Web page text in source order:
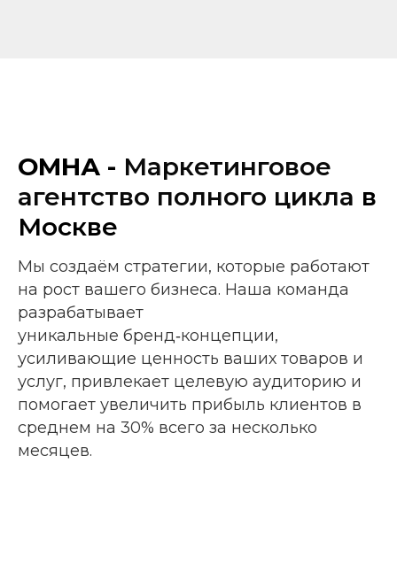
ОМНА - Маркетинговое
агентство полного цикла в
Москве
Мы создаём стратегии, которые работают
на рост вашего бизнеса. Наша команда
разрабатывает
уникальные бренд‑концепции,
усиливающие ценность ваших товаров и
услуг, привлекает целевую аудиторию и
помогает увеличить прибыль клиентов в
среднем на 30% всего за несколько
месяцев.